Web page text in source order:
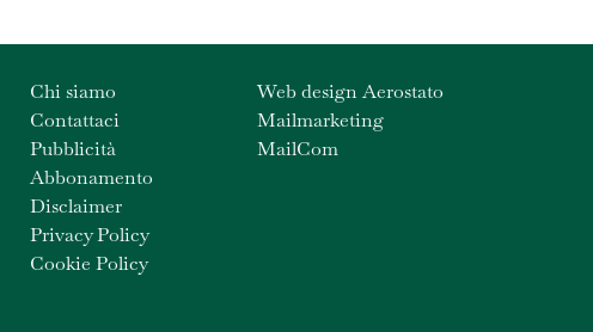
Chi siamo
Contattaci
Pubblicità
Abbonamento
Disclaimer
Privacy Policy
Cookie Policy
Web design Aerostato
Mailmarketing
MailCom